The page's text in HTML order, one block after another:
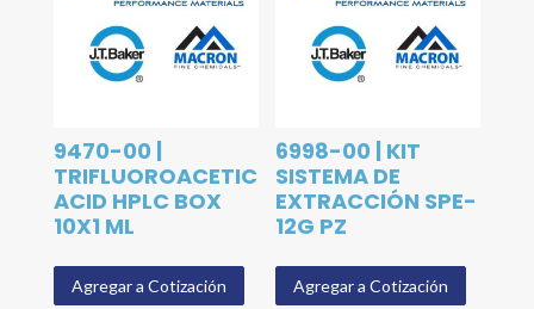
9470-00 |
TRIFLUOROACETIC
ACID HPLC BOX
10X1 ML
Agregar a Cotización
6998-00 | KIT
SISTEMA DE
EXTRACCIÓN SPE-
12G PZ
Agregar a Cotización